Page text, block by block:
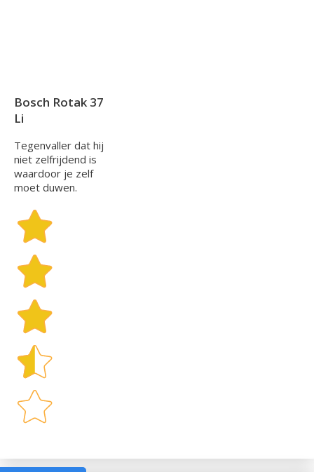
Bosch Rotak 37
Li
Tegenvaller dat hij
niet zelfrijdend is
waardoor je zelf
moet duwen.